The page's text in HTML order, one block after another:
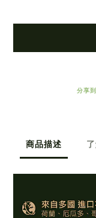
分享到
商品描述